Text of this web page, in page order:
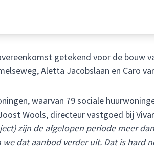
getekend voor de bouw
Aletta Jacobslaan en Caro
waarvan 79 sociale
Wools, directeur vastgoed bij
zijn de afgelopen periode meer
dat aanbod verder uit. Dat is hard